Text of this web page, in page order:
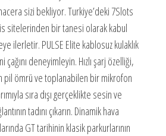
sizi bekliyor. Turkiye’deki 7Slots
sitelerinden bir tanesi olarak kabul
ilerletir. PULSE Elite kablosuz kulaklık
deneyimleyin. Hızlı şarj özelliği,
pil ömrü ve toplanabilen bir mikrofon
sıra dışı gerçeklikte sesin ve
tadını çıkarın. Dinamik hava
GT tarihinin klasik parkurlarının